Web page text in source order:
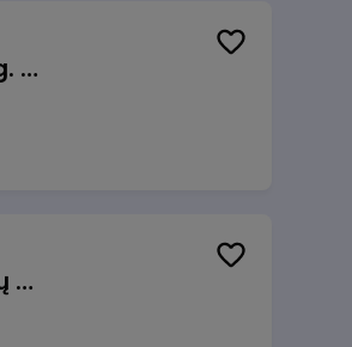
Pamainos vadovas (-ė), J. Basanavičiaus g. 6, Jonava
Kasininkas (-ė) - pardavėjas (-a), Chemikų g. 1, Jonava